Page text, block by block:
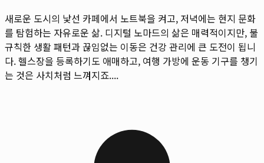
새로운 도시의 낯선 카페에서 노트북을 켜고, 저녁에는 현지 문화
를 탐험하는 자유로운 삶. 디지털 노마드의 삶은 매력적이지만, 불
규칙한 생활 패턴과 끊임없는 이동은 건강 관리에 큰 도전이 됩니
다. 헬스장을 등록하기도 애매하고, 여행 가방에 운동 기구를 챙기
는 것은 사치처럼 느껴지죠....